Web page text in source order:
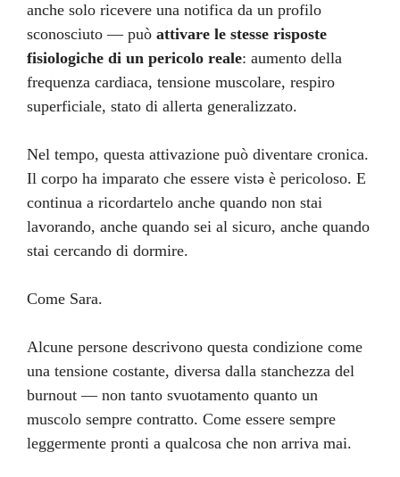
anche solo ricevere una notifica da un profilo
sconosciuto — può attivare le stesse risposte
fisiologiche di un pericolo reale: aumento della
frequenza cardiaca, tensione muscolare, respiro
superficiale, stato di allerta generalizzato.
Nel tempo, questa attivazione può diventare cronica.
Il corpo ha imparato che essere vistə è pericoloso. E
continua a ricordartelo anche quando non stai
lavorando, anche quando sei al sicuro, anche quando
stai cercando di dormire.
Come Sara.
Alcune persone descrivono questa condizione come
una tensione costante, diversa dalla stanchezza del
burnout — non tanto svuotamento quanto un
muscolo sempre contratto. Come essere sempre
leggermente pronti a qualcosa che non arriva mai.